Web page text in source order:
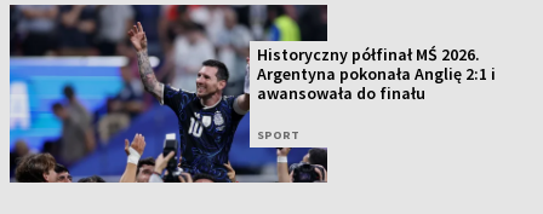
Historyczny półfinał MŚ 2026.
Argentyna pokonała Anglię 2:1 i
awansowała do finału
SPORT